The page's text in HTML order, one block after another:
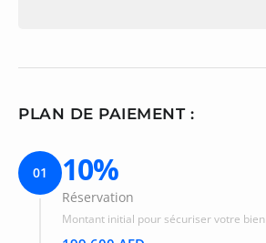
PLAN DE PAIEMENT :
01 10%
Réservation
Montant initial pour sécuriser votre bien